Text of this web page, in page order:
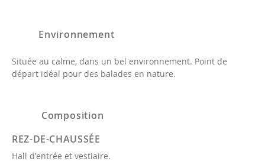
Environnement
Située au calme, dans un bel environnement. Point de
départ idéal pour des balades en nature.
Composition
REZ-DE-CHAUSSÉE
Hall d'entrée et vestiaire.